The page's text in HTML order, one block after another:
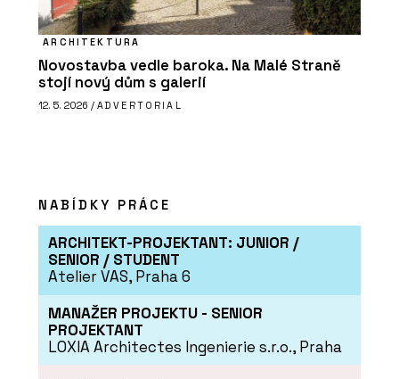
ARCHITEKTURA
Novostavba vedle baroka. Na Malé Straně
stojí nový dům s galerií
12. 5. 2026 / ADVERTORIAL
NABÍDKY PRÁCE
ARCHITEKT-PROJEKTANT: JUNIOR /
SENIOR / STUDENT
Atelier VAS, Praha 6
MANAŽER PROJEKTU - SENIOR
PROJEKTANT
LOXIA Architectes Ingenierie s.r.o., Praha